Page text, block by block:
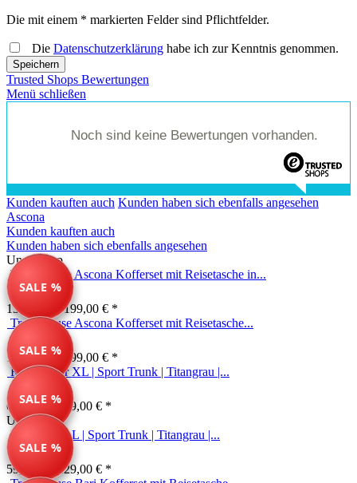
Die mit einem * markierten Felder sind Pflichtfelder.
Die Datenschutzerklärung habe ich zur Kenntnis genommen.
Speichern
Trusted Shops Bewertungen
Menü schließen
Noch sind keine Bewertungen vorhanden.
Kunden kauften auch Kunden haben sich ebenfalls angesehen
Ascona
Kunden kauften auch
Kunden haben sich ebenfalls angesehen
SALE %
Unser Tipp
Travelhouse Ascona Kofferset mit Reisetasche in...
139,99 € *199,00 € *
SALE %
Travelhouse Ascona Kofferset mit Reisetasche...
139,99 € * 199,00 € *
SALE %
Reisekoffer XL | Sport Trunk | Titangrau |...
69,99 € *149,00 € *
SALE %
Unser Tipp
Reisekoffer L | Sport Trunk | Titangrau |...
59,99 € * 129,00 € *